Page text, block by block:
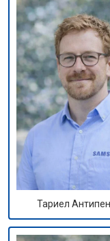
Тариел